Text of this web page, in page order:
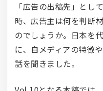
「広告の出稿先」とし
時、広告主は何を判断
のでしょうか。日本を
に、自メディアの特徴
話を聞きました。